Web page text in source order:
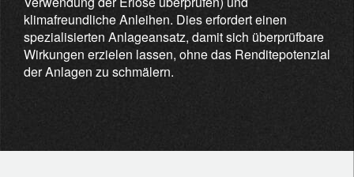
klimafreundliche Anleihen. Dies erfordert einen
spezialisierten Anlageansatz, damit sich überprüfbare
Wirkungen erzielen lassen, ohne das Renditepotenzial
der Anlagen zu schmälern.